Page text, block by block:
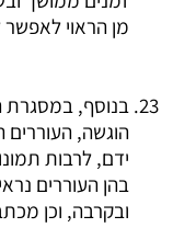
מן הראוי
בנוסף,
הוגשה, העוררים
ידם, לרבות
בהן העוררים
ובקרבה, וכן